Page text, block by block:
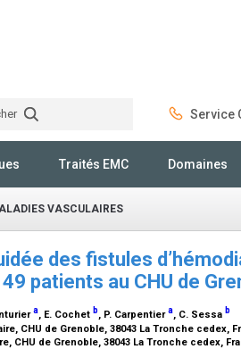
Service
Traités EMC Domaines
VASCULAIRES
des fistules
patients au CHU de
a, E. Cochet b, P. Carpentiera, C. Sessa b
CHU de Grenoble, 38043 La Tronche cedex,
CHU de Grenoble, 38043 La Tronche cedex,